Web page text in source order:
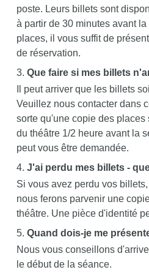
poste. Leurs billets sont
à partir de 30 minutes avant
places, il vous suffit de
de réservation.
Que faire si mes billets
Il peut arriver que les billets
Veuillez nous contacter dans
sorte qu'une copie des
du théâtre 1/2 heure avant la
peut vous être demandée.
J'ai perdu mes billets -
Si vous avez perdu vos
nous ferons parvenir une
théâtre. Une pièce d'identité
Quand dois-je me
Nous vous conseillons
le début de la séance.